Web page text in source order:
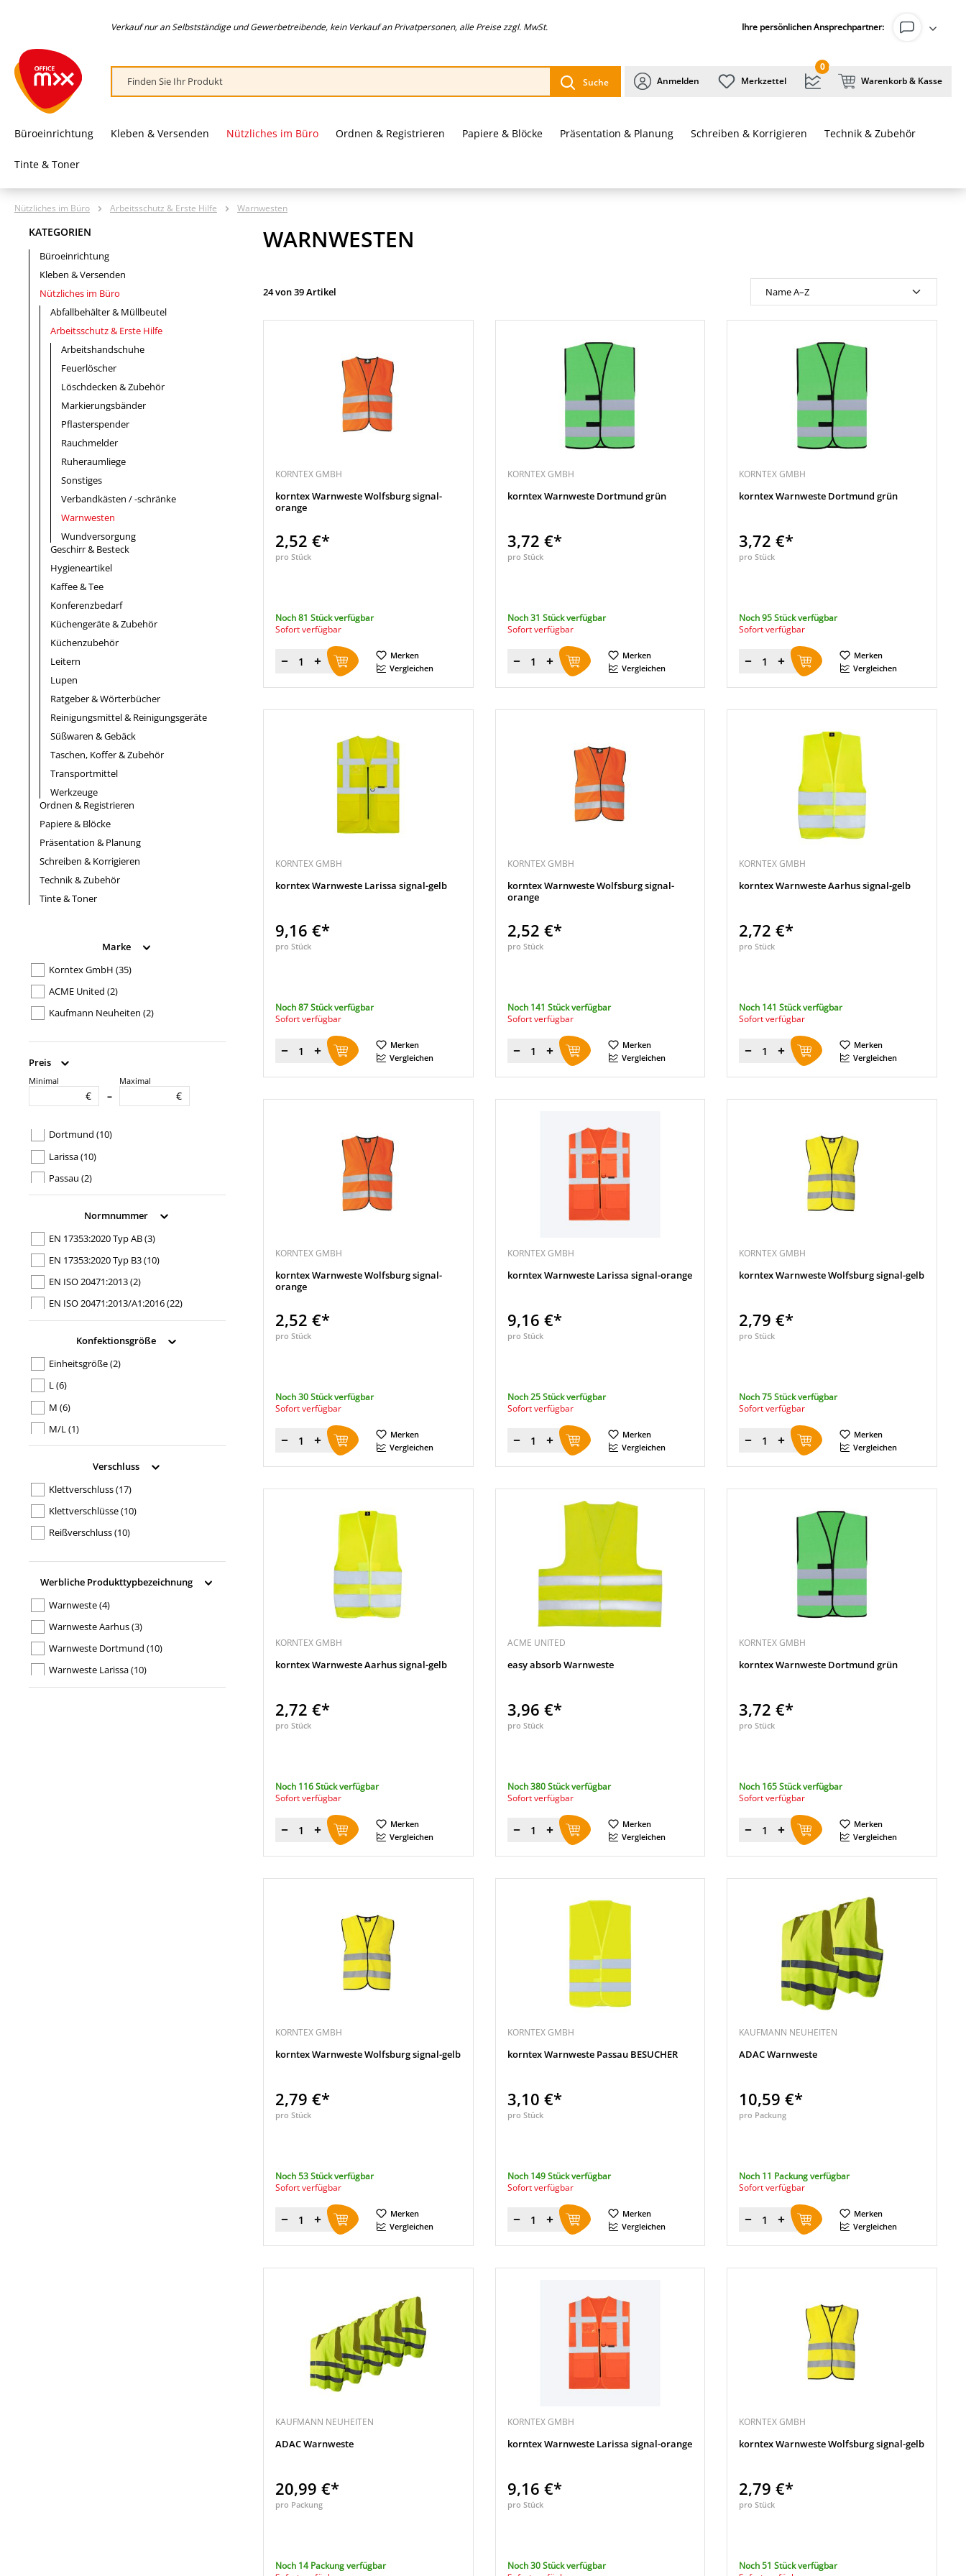
Verkauf nur an Selbstständige und Gewerbetreibende, kein Verkauf an Privatpersonen, alle Preise zzgl. MwSt. Ihre persönlichen Ansprechpartner:
Suche Anmelden Merkzettel
0
Warenkorb & Kasse
Büroeinrichtung Kleben & Versenden Nützliches im Büro Ordnen & Registrieren Papiere & Blöcke Präsentation & Planung Schreiben & Korrigieren Technik & Zubehör
Tinte & Toner
Nützliches im Büro Arbeitsschutz & Erste Hilfe Warnwesten
KATEGORIEN
Büroeinrichtung
Kleben & Versenden
Nützliches im Büro
Abfallbehälter & Müllbeutel
Arbeitsschutz & Erste Hilfe
Arbeitshandschuhe
Feuerlöscher
Löschdecken & Zubehör
Markierungsbänder
Pflasterspender
Rauchmelder
Ruheraumliege
Sonstiges
Verbandkästen / -schränke
Warnwesten
Wundversorgung
Geschirr & Besteck
Hygieneartikel
Kaffee & Tee
Konferenzbedarf
Küchengeräte & Zubehör
Küchenzubehör
Leitern
Lupen
Ratgeber & Wörterbücher
Reinigungsmittel & Reinigungsgeräte
Süßwaren & Gebäck
Taschen, Koffer & Zubehör
Transportmittel
Werkzeuge
Ordnen & Registrieren
Papiere & Blöcke
Präsentation & Planung
Schreiben & Korrigieren
Technik & Zubehör
Tinte & Toner
Marke
Korntex GmbH (35)
ACME United (2)
Kaufmann Neuheiten (2)
Preis
Minimal
€ –
Maximal
€
Produkttypbezeichnung
Dortmund (10)
Larissa(10)
Passau (2)
Wolfsburg(10)
Normnummer
EN 17353:2020 Typ AB(3)
EN 17353:2020 Typ B3(10)
EN ISO 20471:2013(2)
EN ISO 20471:2013/A1:2016(22)
Konfektionsgröße
Einheitsgröße(2)
L(6)
M (6)
M/L(1)
S(7)
XL/XXL(1)
XS(1)
XXL(6)
XXS(1)
Verschluss
Klettverschluss(17)
Klettverschlüsse(10)
Reißverschluss(10)
Werbliche Produkttypbezeichnung
Warnweste(4)
Warnweste Aarhus(3)
Warnweste Dortmund (10)
Warnweste Larissa(10)
Warnweste Passau(2)
WARNWESTEN
24 von 39 Artikel
KORNTEX GMBH
korntex Warnweste Wolfsburg signal-
orange
2,52 €*
pro Stück
Noch 81 Stück verfügbar
Sofort verfügbar
Menge
Merken
Vergleichen
KORNTEX GMBH
korntex Warnweste Dortmund grün
3,72 €*
pro Stück
Noch 31 Stück verfügbar
Sofort verfügbar
Menge
Merken
Vergleichen
KORNTEX GMBH
korntex Warnweste Dortmund grün
3,72 €*
pro Stück
Noch 95 Stück verfügbar
Sofort verfügbar
Menge
Merken
Vergleichen
KORNTEX GMBH
korntex Warnweste Larissa signal-gelb
9,16 €*
pro Stück
Noch 87 Stück verfügbar
Sofort verfügbar
Menge
Merken
Vergleichen
KORNTEX GMBH
korntex Warnweste Wolfsburg signal-
orange
2,52 €*
pro Stück
Noch 141 Stück verfügbar
Sofort verfügbar
Menge
Merken
Vergleichen
KORNTEX GMBH
korntex Warnweste Aarhus signal-gelb
2,72 €*
pro Stück
Noch 141 Stück verfügbar
Sofort verfügbar
Menge
Merken
Vergleichen
KORNTEX GMBH
korntex Warnweste Wolfsburg signal-
orange
2,52 €*
pro Stück
Noch 30 Stück verfügbar
Sofort verfügbar
Menge
Merken
Vergleichen
KORNTEX GMBH
korntex Warnweste Larissa signal-orange
9,16 €*
pro Stück
Noch 25 Stück verfügbar
Sofort verfügbar
Menge
Merken
Vergleichen
KORNTEX GMBH
korntex Warnweste Wolfsburg signal-gelb
2,79 €*
pro Stück
Noch 75 Stück verfügbar
Sofort verfügbar
Menge
Merken
Vergleichen
KORNTEX GMBH
korntex Warnweste Aarhus signal-gelb
2,72 €*
pro Stück
Noch 116 Stück verfügbar
Sofort verfügbar
Menge
Merken
Vergleichen
ACME UNITED
easy absorb Warnweste
3,96 €*
pro Stück
Noch 380 Stück verfügbar
Sofort verfügbar
Menge
Merken
Vergleichen
KORNTEX GMBH
korntex Warnweste Dortmund grün
3,72 €*
pro Stück
Noch 165 Stück verfügbar
Sofort verfügbar
Menge
Merken
Vergleichen
KORNTEX GMBH
korntex Warnweste Wolfsburg signal-gelb
2,79 €*
pro Stück
Noch 53 Stück verfügbar
Sofort verfügbar
Menge
Merken
Vergleichen
KORNTEX GMBH
korntex Warnweste Passau BESUCHER
3,10 €*
pro Stück
Noch 149 Stück verfügbar
Sofort verfügbar
Menge
Merken
Vergleichen
KAUFMANN NEUHEITEN
ADAC Warnweste
10,59 €*
pro Packung
Noch 11 Packung verfügbar
Sofort verfügbar
Menge
Merken
Vergleichen
KAUFMANN NEUHEITEN
ADAC Warnweste
20,99 €*
pro Packung
Noch 14 Packung verfügbar
KORNTEX GMBH
korntex Warnweste Larissa signal-orange
9,16 €*
pro Stück
Noch 30 Stück verfügbar
KORNTEX GMBH
korntex Warnweste Wolfsburg signal-gelb
2,79 €*
pro Stück
Noch 51 Stück verfügbar